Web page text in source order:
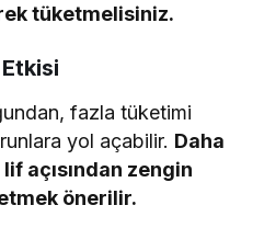
tüketmelisiniz.
fazla tüketimi
yol açabilir. Daha
açısından zengin
önerilir.